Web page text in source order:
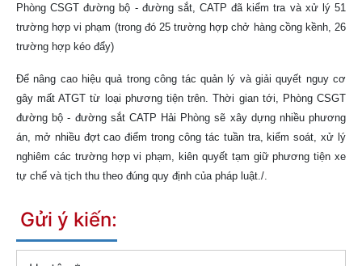
Phòng CSGT đường bộ - đường sắt, CATP đã kiểm tra và xử lý 51
trường hợp vi phạm (trong đó 25 trường hợp chở hàng cồng kềnh, 26
trường hợp kéo đẩy)
Để nâng cao hiệu quả trong công tác quản lý và giải quyết nguy cơ
gây mất ATGT từ loại phương tiện trên. Thời gian tới, Phòng CSGT
đường bộ - đường sắt CATP Hải Phòng sẽ xây dựng nhiều phương
án, mở nhiều đợt cao điểm trong công tác tuần tra, kiểm soát, xử lý
nghiêm các trường hợp vi phạm, kiên quyết tạm giữ phương tiện xe
tự chế và tịch thu theo đúng quy định của pháp luật./.
Gửi ý kiến: